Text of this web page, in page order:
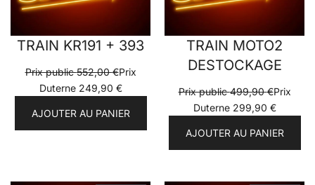
TRAIN KR191 + 393
Prix public552,00€Prix
Duterne 249,90 €
AJOUTER AU PANIER
TRAIN MOTO2
DESTOCKAGE
Prix public499,90€Prix
Duterne 299,90 €
AJOUTER AU PANIER